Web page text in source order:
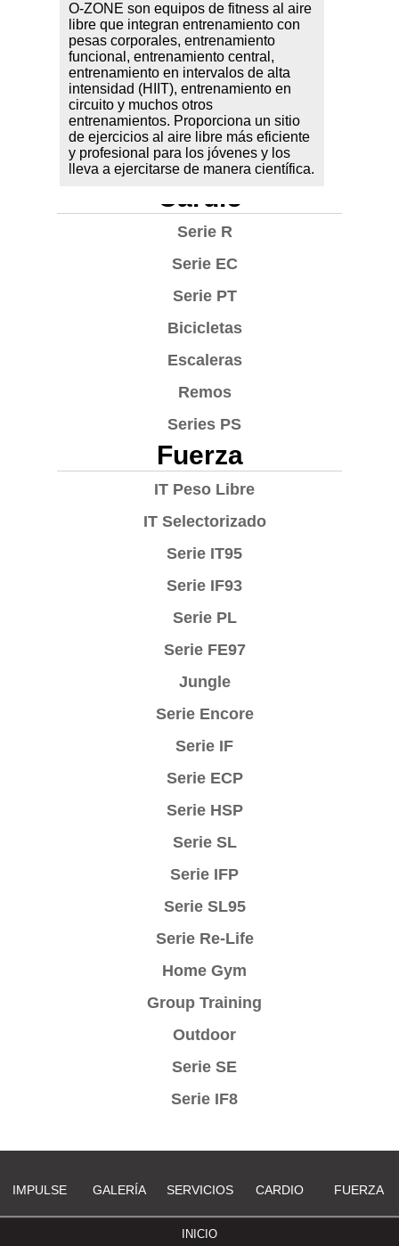
Cardio
Serie R
Serie EC
Serie PT
Bicicletas
Escaleras
Remos
Series PS
Fuerza
IT Peso Libre
IT Selectorizado
Serie IT95
Serie IF93
Serie PL
Serie FE97
Jungle
Serie Encore
Serie IF
Serie ECP
Serie HSP
Serie SL
Serie IFP
Serie SL95
Serie Re-Life
Home Gym
Group Training
Outdoor
Serie SE
Serie IF8
O-ZONE son equipos de fitness al aire
libre que integran entrenamiento con
pesas corporales, entrenamiento
funcional, entrenamiento central,
entrenamiento en intervalos de alta
intensidad (HIIT), entrenamiento en
circuito y muchos otros
entrenamientos. Proporciona un sitio
de ejercicios al aire libre más eficiente
y profesional para los jóvenes y los
lleva a ejercitarse de manera científica.
FUERZA
CARDIO
SERVICIOS
GALERÍA
IMPULSE
INICIO